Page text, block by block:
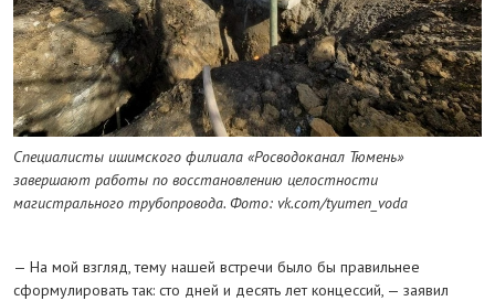
Специалисты ишимского филиала «Росводоканал Тюмень»
завершают работы по восстановлению целостности
магистрального трубопровода. Фото: vk.com/tyumen_voda
— На мой взгляд, тему нашей встречи было бы правильнее
сформулировать так: сто дней и десять лет концессий, — заявил